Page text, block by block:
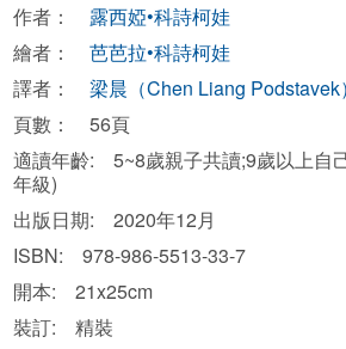
作者： 露西婭•科詩柯娃
繪者：芭芭拉•科詩柯娃
譯者：梁晨（Chen Liang Podstavek）
頁數： 56頁
適讀年齡: 5~8歲親子共讀;9歲以上自
年級)
出版日期: 2020年12月
ISBN: 978-986-5513-33-7
開本: 21x25cm
裝訂: 精裝